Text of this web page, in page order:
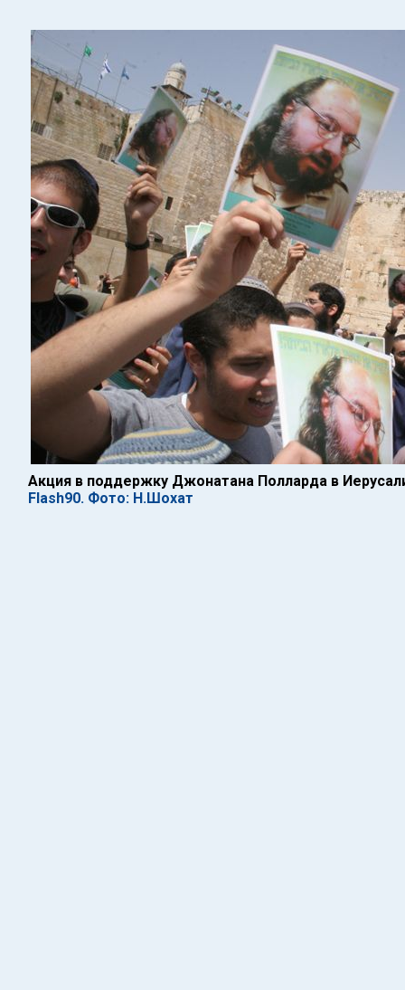
Акция в поддержку Джонатана Полларда в
Flash90. Фото: Н.Шохат